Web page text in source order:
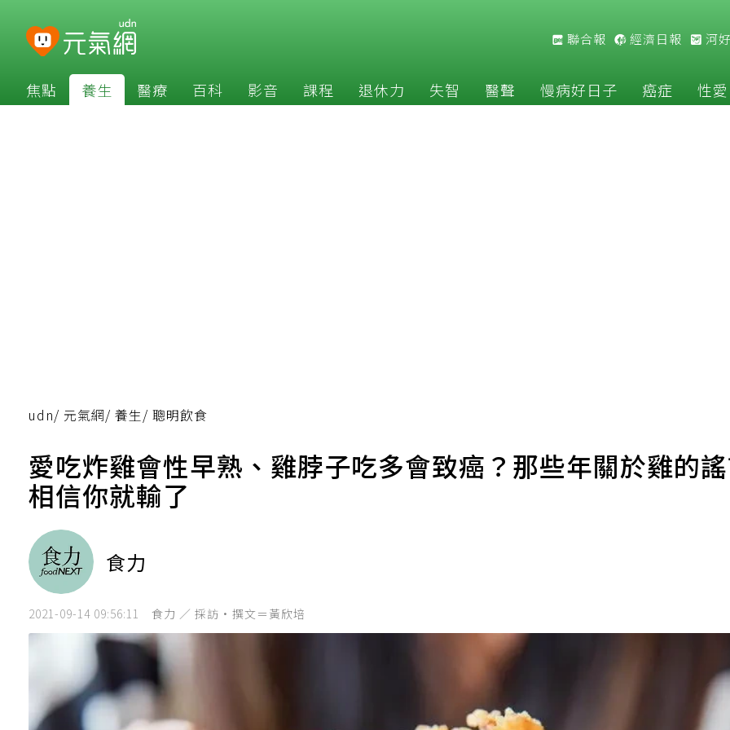
聯合報 經濟日報 河
焦點 養生 醫療 百科 影音 課程 退休力 失智 醫聲 慢病好日子 癌症 性愛
udn/ 元氣網/ 養生/ 聰明飲食
愛吃炸雞會性早熟、雞脖子吃多會致癌？那些年關於雞的
相信你就輸了
食力
2021-09-14 09:56:11 食力 ／ 採訪·撰文＝黃欣培